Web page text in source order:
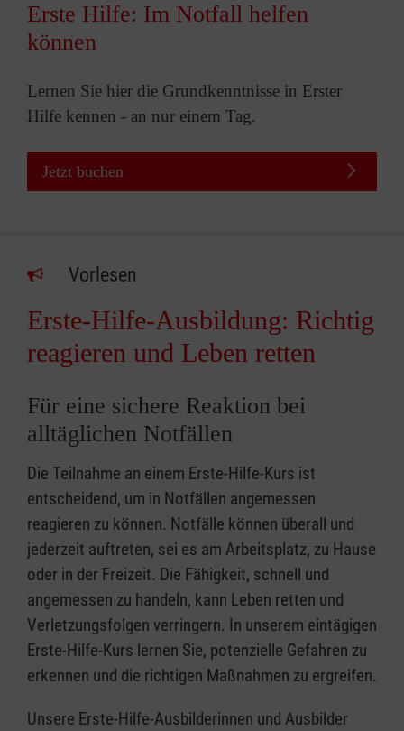
Erste Hilfe: Im Notfall helfen
können
Lernen Sie hier die Grundkenntnisse in Erster
Hilfe kennen - an nur einem Tag.
Jetzt buchen
Vorlesen
Erste-Hilfe-Ausbildung: Richtig
reagieren und Leben retten
Für eine sichere Reaktion bei
alltäglichen Notfällen
Die Teilnahme an einem Erste-Hilfe-Kurs ist
entscheidend, um in Notfällen angemessen
reagieren zu können. Notfälle können überall und
jederzeit auftreten, sei es am Arbeitsplatz, zu Hause
oder in der Freizeit. Die Fähigkeit, schnell und
angemessen zu handeln, kann Leben retten und
Verletzungsfolgen verringern. In unserem eintägigen
Erste-Hilfe-Kurs lernen Sie, potenzielle Gefahren zu
erkennen und die richtigen Maßnahmen zu ergreifen.
Unsere Erste-Hilfe-Ausbilderinnen und Ausbilder